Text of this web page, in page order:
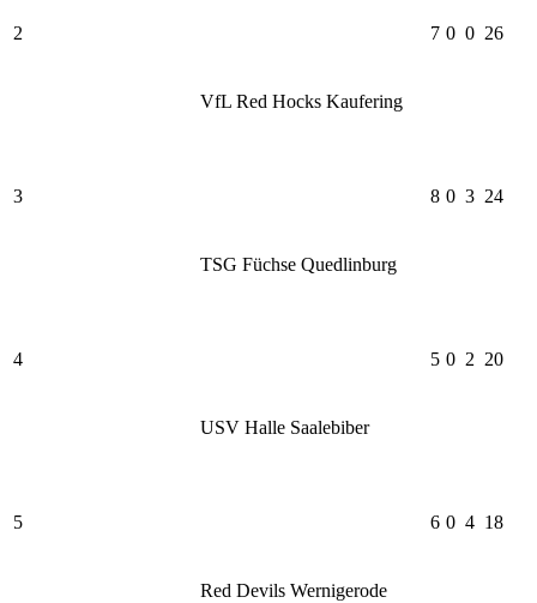
2
VfL Red Hocks Kaufering
7 0 0 26
3
TSG Füchse Quedlinburg
8 0 3 24
4
USV Halle Saalebiber
5 0 2 20
5
Red Devils Wernigerode
6 0 4 18